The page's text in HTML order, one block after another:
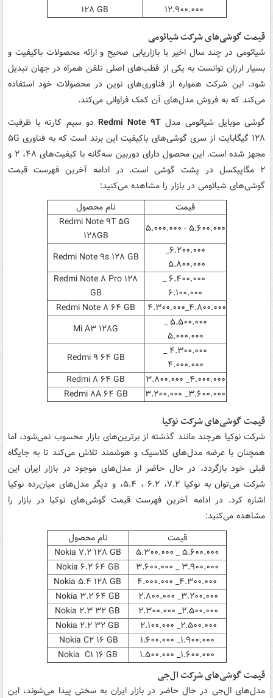
۱۲.۹۰۰.۰۰۰
۱۲۸ GB
قیمت گوشی‌های شرکت شیائومی
شیائومی در چند سال اخیر با بازاریابی صحیح و ارائه محصولات باکیفیت و
بسیار ارزان توانست به یکی از قطب‌های اصلی تلفن‌ همراه در جهان تبدیل
شود. این شرکت همواره از فناوری‌های نوین در محصولات خود استفاده
می‌کند که به فروش مدل‌های آن کمک فراوانی می‌کند.
گوشی موبایل شیائومی مدل Redmi Note ۹T دو سیم‌ کارته با ظرفیت
۱۲۸ گیگابایت از سری گوشی‌های باکیفیت این برند است که به فناوری ۵G
مجهز شده است. این محصول دارای دوربین سه‌گانه با کیفیت‌های ۴۸، ۲ و
۲ مگاپیکسل در پشت گوشی است. در ادامه آخرین فهرست قیمت
گوشی‌های شیائومی در بازار را مشاهده می‌کنید:
قیمت
نام محصول
۵.۶۰۰.۰۰۰ - ۵.۰۰۰.۰۰۰
Redmi Note ۹T ۵G
۱۲۸GB
۶.۲۰۰.۰۰۰_
۵.۸۰۰.۰۰۰
Redmi Note ۹s ۱۲۸ GB
۶.۴۰۰.۰۰۰ _
۶.۱۰۰.۰۰۰
Redmi Note ۸ Pro ۱۲۸
GB
۴.۸۰۰.۰۰۰_۴.۳۰۰.۰۰۰
Redmi Note ۸ ۶۴ GB
۵.۵۰۰.۰۰۰ _
۵.۰۰۰.۰۰۰
Mi A۳ ۱۲۸G
۴.۳۰۰.۰۰۰ _
۴.۰۰۰.۰۰۰
Redmi ۹ ۶۴ GB
۴.۰۰۰.۰۰۰_ ۳.۸۰۰.۰۰۰
Redmi ۸ ۶۴ GB
۳.۶۰۰.۰۰۰_ ۳.۲۰۰.۰۰۰
Redmi ۸A ۶۴ GB
قیمت گوشی‌های شرکت نوکیا
شرکت نوکیا هرچند مانند گذشته از برترین‌های بازار محسوب نمی‌شود، اما
همچنان با عرضه مدل‌های کلاسیک و هوشمند تلاش می‌کند تا به جایگاه
قبلی خود بازگردد، در حال حاضر از مدل‌های موجود در بازار ایران این
شرکت می‌توان به نوکیا ۷.۲، ۶.۲ ، ۵.۴، و دیگر مدل‌های میان‌رده نوکیا
اشاره کرد. در ادامه آخرین فهرست قیمت گوشی‌های نوکیا در بازار را
مشاهده می‌کنید:
قیمت
نام محصول
۵.۶۰۰.۰۰۰ _ ۵.۳۰۰.۰۰۰
Nokia ۷.۲ ۱۲۸ GB
۳.۹۰۰.۰۰۰ _ ۳.۶۰۰.۰۰۰
Nokia ۶.۲ ۶۴ GB
۴.۳۰۰.۰۰۰_ ۴.۰۰۰.۰۰۰
Nokia ۵.۴ ۱۲۸ GB
۳.۲۰۰.۰۰۰_ ۲.۸۰۰.۰۰۰
Nokia ۳.۲ ۶۴ GB
۲.۵۰۰.۰۰۰_ ۲.۳۰۰.۰۰۰
Nokia ۲.۳ ۳۲ GB
۲.۵۰۰.۰۰۰_ ۲.۱۰۰.۰۰۰
Nokia ۲.۲ ۳۲ GB
۱.۹۰۰.۰۰۰_ ۱.۶۰۰.۰۰۰
Nokia C۲ ۱۶ GB
۱.۶۰۰.۰۰۰_ ۱.۵۰۰.۰۰۰
Nokia C۱ ۱۶ GB
قیمت گوشی‌های شرکت ال‌جی
مدل‌های ال‌جی در حال حاضر در بازار ایران به سختی پیدا می‌شوند، این